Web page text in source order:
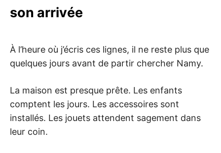
son arrivée
À l’heure où j’écris ces lignes, il ne reste plus que
quelques jours avant de partir chercher Namy.
La maison est presque prête. Les enfants
comptent les jours. Les accessoires sont
installés. Les jouets attendent sagement dans
leur coin.